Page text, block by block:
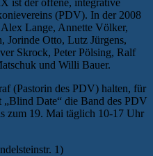
ist der offene, integrative
(PDV). In der 2008
Lange, Annette Völker,
Jorinde Otto, Lutz Jürgens,
Skrock, Peter Pölsing, Ralf
und Willi Bauer.
(Pastorin des PDV) halten, für
Date“ die Band des PDV
zum 19. Mai täglich 10-17 Uhr
1)